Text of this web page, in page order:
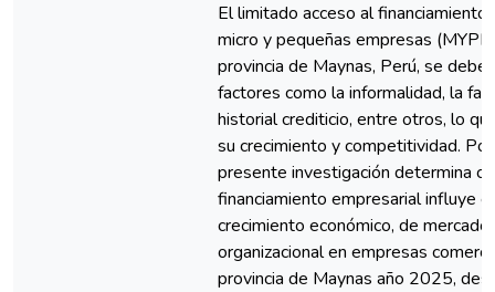
El limitado acceso al financiamiento
micro y pequeñas empresas
provincia de Maynas, Perú, se debe
factores como la informalidad, la
historial crediticio, entre otros, lo
su crecimiento y competitividad.
presente investigación determina
financiamiento empresarial influye
crecimiento económico, de mercado
organizacional en empresas
provincia de Maynas año 2025,